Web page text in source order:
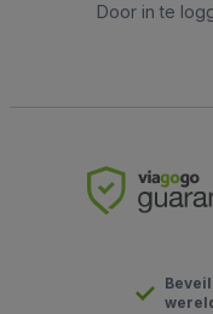
Door in te